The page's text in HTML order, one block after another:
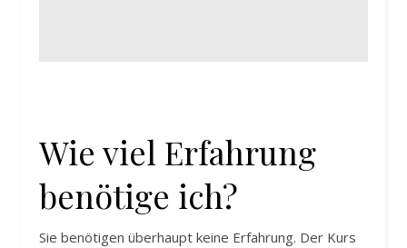
Wie viel Erfahrung
benötige ich?
Sie benötigen überhaupt keine Erfahrung. Der Kurs